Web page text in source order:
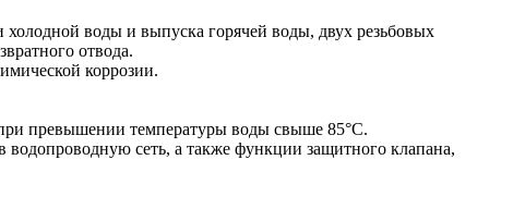
холодной воды и выпуска горячей воды, двух резьбовых
отвода.
коррозии.
превышении температуры воды свыше 85°С.
сеть, а также функции защитного клапана,